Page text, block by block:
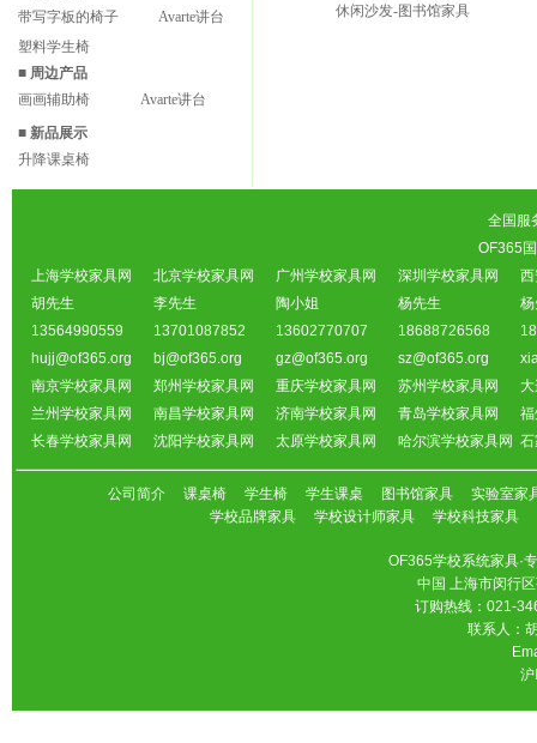
带写字板的椅子
Avarte讲台
塑料学生椅
■ 周边产品
画画辅助椅
Avarte讲台
■ 新品展示
升降课桌椅
休闲沙发-图书馆家具
全国服
OF365
上海学校家具网
北京学校家具网 广州学校家具网 深圳学校家具网
胡先生
李先生 陶小姐 杨先生
13564990559
13701087852 13602770707 18688726568
hujj@of365.org
bj@of365.org gz@of365.org sz@of365.org
南京学校家具网
郑州学校家具网 重庆学校家具网 苏州学校家具网
兰州学校家具网
南昌学校家具网 济南学校家具网 青岛学校家具网
长春学校家具网
沈阳学校家具网 太原学校家具网 哈尔滨学校家具网
公司简介 课桌椅 学生椅 学生课桌 图书馆家具
实验室家
学校品牌家具
学校设计师家具 学校科技家具
OF365学校系统家具
中国 上海市闵行
订购热线：021-
联系人：